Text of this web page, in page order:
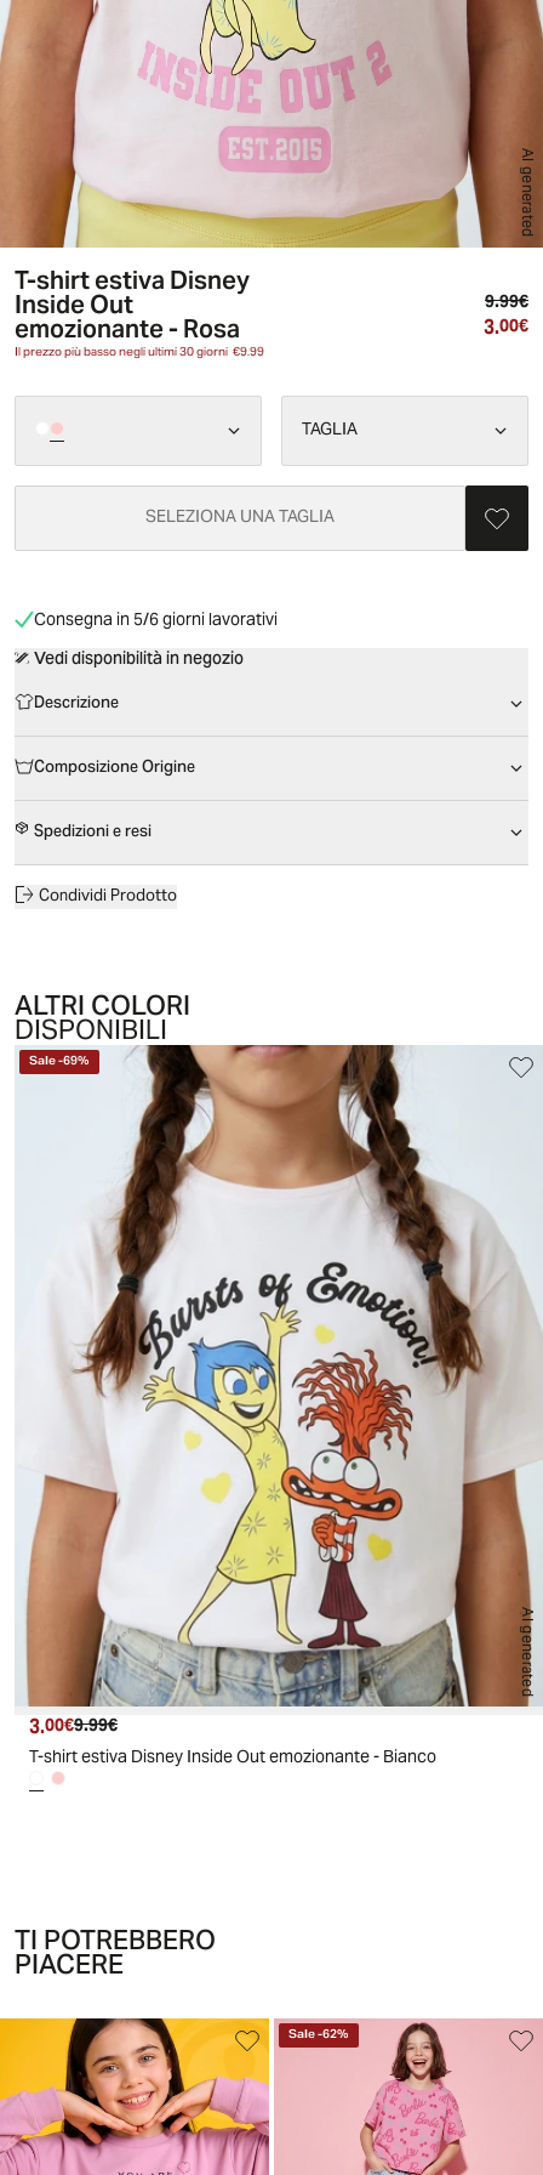
AI generated
T-shirt estiva Disney
Inside Out
emozionante - Rosa
Il prezzo più basso negli ultimi 30 giorni€9.99
9.99€
3.00€
TAGLIA
SELEZIONA UNA TAGLIA
Consegna in 5/6 giorni lavorativi
Vedi disponibilità in negozio
Descrizione
Composizione Origine
Spedizioni e resi
Condividi Prodotto
ALTRI COLORI
DISPONIBILI
AI generated
Sale-69%
Prezzo attuale
3.00€ Prezzo originale
9.99€
T-shirt estiva Disney Inside Out emozionante - Bianco
TI POTREBBERO
PIACERE
Sale-62%